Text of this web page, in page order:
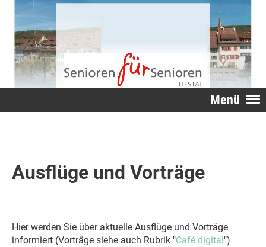
Menü
Ausflüge und Vorträge
Hier werden Sie über aktuelle Ausflüge und Vorträge
informiert (Vorträge siehe auch Rubrik "Café digital ")